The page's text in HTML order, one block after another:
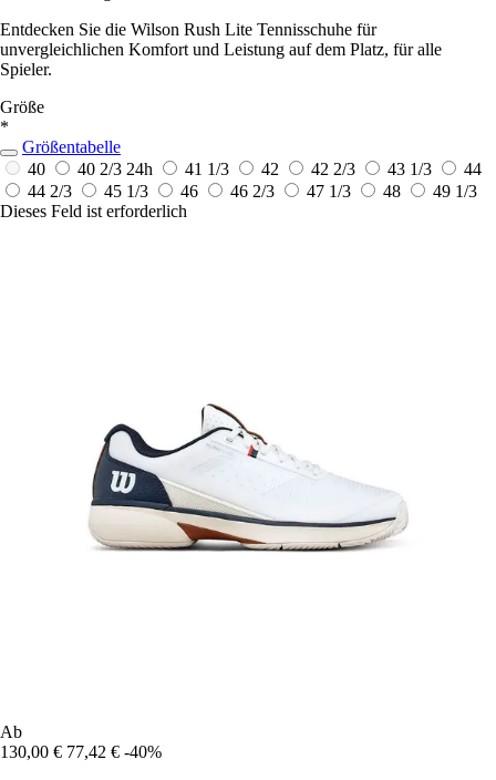
Entdecken Sie die Wilson Rush Lite Tennisschuhe für
unvergleichlichen Komfort und Leistung auf dem Platz, für alle
Spieler.
Größe
*
Größentabelle
40
40 2/3 24h 41 1/3 42 42 2/3 43 1/3
44
44 2/3
45 1/3 46 46 2/3 47 1/3 48
49 1/3
Dieses Feld ist erforderlich
Ab
130,00 € 77,42 € -40%